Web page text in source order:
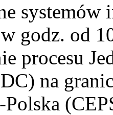
godz. od
procesu
na